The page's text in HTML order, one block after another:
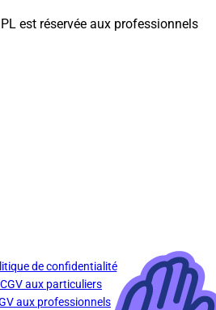
est réservée aux professionnels
de confidentialité
CGV aux particuliers
aux professionnels